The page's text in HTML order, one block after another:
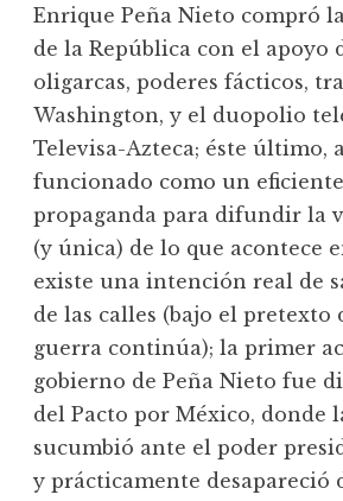
Enrique Peña Nieto compró
de la República con el apoyo
oligarcas, poderes fácticos,
Washington, y el duopolio
Televisa-Azteca; éste último,
funcionado como un
propaganda para difundir la
(y única) de lo que acontece
existe una intención real de
de las calles (bajo el pretexto
guerra continúa); la primer
gobierno de Peña Nieto fue
del Pacto por México, donde
sucumbió ante el poder
y prácticamente desapareció